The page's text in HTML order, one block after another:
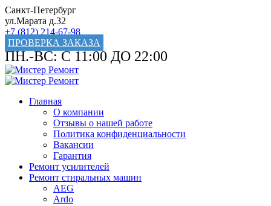
Санкт-Петербург
ул.Марата д.32
+7 (812) 214-67-98
ПРОВЕРКА ЗАКАЗА
ПН.-ВС: С 11:00 ДО 22:00
Главная
О компании
Отзывы о нашей работе
Политика конфиденциальности
Вакансии
Гарантия
Ремонт усилителей
Ремонт стиральных машин
AEG
Ardo